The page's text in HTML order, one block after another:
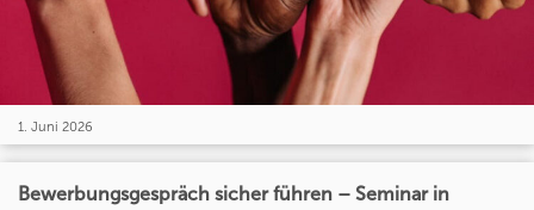
1. Juni 2026
Bewerbungsgespräch sicher führen – Seminar in